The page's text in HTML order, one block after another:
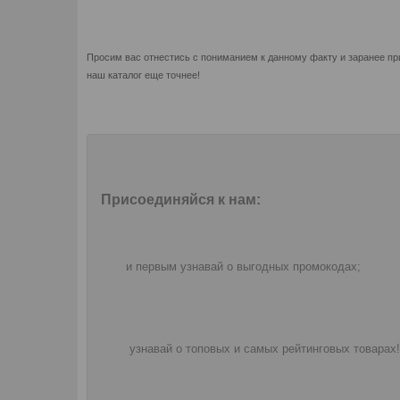
Просим вас отнестись с пониманием к данному факту и заранее
наш каталог еще точнее!
Присоединяйся к нам:
и первым узнавай о выгодных промокодах;
узнавай о топовых и самых рейтинговых товарах!